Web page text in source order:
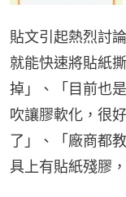
貼文引起熱烈討
就能快速將貼紙
掉」、「目前也
吹讓膠軟化，很
了」、「廠商都
具上有貼紙殘膠